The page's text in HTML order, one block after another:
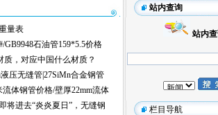
量表
GB9948石油管159*5.5价格
质，对应中国什么材质？
压无缝管|27SiMn合金钢管
流体钢管价格/壁厚22mm流体
将进去“炎炎夏日”，无缝钢
站内查询
站内
栏目导